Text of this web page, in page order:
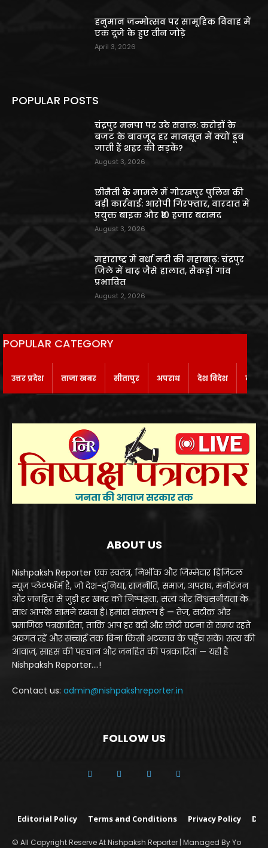
हनुमान जन्मोत्सव पर सामूहिक विवाह में
एक दूजे के हुए तीन जोड़े
April 3, 2026
POPULAR POSTS
चंद्रपुर मनपा पर उठे सवाल: करोड़ों के
बजट के बावजूद हर मानसून में क्यों डूब
जाती हैं शहर की सड़कें?
August 3, 2026
छीनैती के मामले में गोरखपुर पुलिस की
बड़ी कार्रवाई: आरोपी गिरफ्तार, वारदात में
प्रयुक्त बाइक और ₹10 हजार बरामद
August 3, 2026
महाराष्ट्र में वर्धा नदी की महाबाढ़: चंद्रपुर
जिले में बाढ़ जैसे हालात, सैकड़ों गांव
प्रभावित
August 2, 2026
POPULAR CATEGORY
उत्तर प्रदेश ताजा खबर सीतापुर अपराध देश विदेश
ABOUT US
Nishpaksh Reporter एक स्वतंत्र, निर्भीक और ज़िम्मेदार डिजिटल
न्यूज़ प्लेटफॉर्म है, जो देश-दुनिया, राजनीति, समाज, अपराध, मनोरंजन
और जनहित से जुड़ी हर खबर को निष्पक्षता, सत्य और विश्वसनीयता के
साथ आपके सामने रखता है। हमारा संकल्प है — तेज़, सटीक और
प्रमाणिक पत्रकारिता, ताकि आप हर बड़ी और छोटी घटना से समय रहते
अवगत रहें और सच्चाई तक बिना किसी भटकाव के पहुँच सकें। सत्य की
आवाज़, साहस की पहचान और जनहित की पत्रकारिता — यही है
Nishpaksh Reporter....!
Contact us: admin@nishpakshreporter.in
FOLLOW US
Editorial Policy Terms and Conditions Privacy Policy
© All Copyright Reserve At Nishpaksh Reporter | Managed By Yo